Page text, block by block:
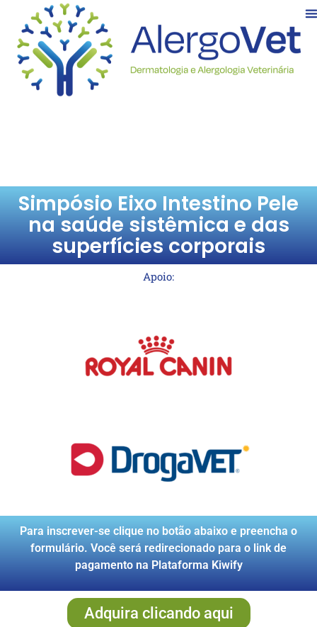
Simpósio Eixo Intestino Pele
na saúde sistêmica e das
superfícies corporais
Apoio:
Para inscrever-se clique no botão abaixo e preencha o
formulário. Você será redirecionado para o link de
pagamento na Plataforma Kiwify
Adquira clicando aqui